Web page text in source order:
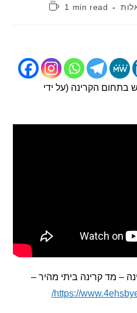
1 min
(על ידי
ביתי מהיר –
https://